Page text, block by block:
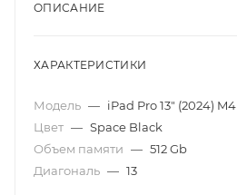
ОПИСАНИЕ
ХАРАКТЕРИСТИКИ
Модель — iPad Pro 13" (2024) M4
Цвет — Space Black
Объем памяти — 512 Gb
Диагональ — 13